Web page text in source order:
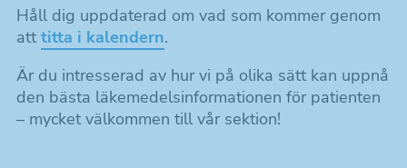
Öppenvårdsfarmaci
Kretsar
Särskilda intressegrupper – SIG
Håll dig uppdaterad om vad som kommer genom
atttitta i kalendern.
Är du intresserad av hur vi på olika sätt kan uppnå
den bästa läkemedelsinformationen för patienten
– mycket välkommen till vår sektion!